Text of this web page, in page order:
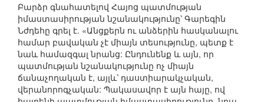
Բարձր գնահատելով Հայոց պատմության
իմաստասիրության նշանակությունը՝ Գարեգին
Նժդեհը գրել է. «Անցքերն ու անձերին հասկանալու
համար բավական չէ միայն տեսությունը, պետք է
նաև համազգալ նրանց: Ընդունենք և այն, որ
պատմության նշանակությունը ոչ միայն
ճանաչողական է, այլև՝ դաստիարակչական,
վերանորոգչական: Պակասավոր է այն հայը, ով